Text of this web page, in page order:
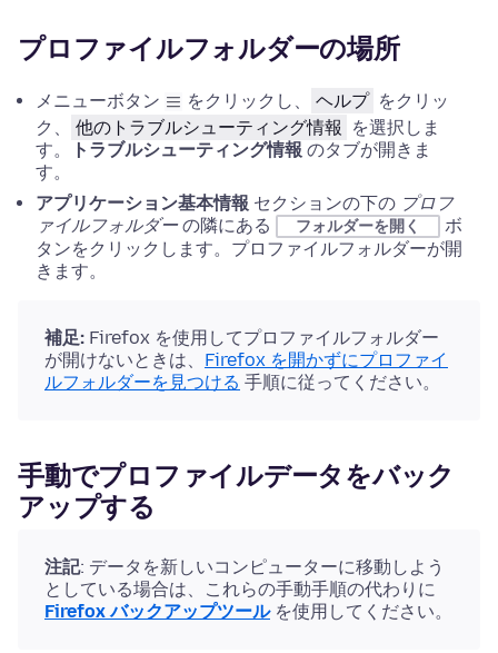
プロファイルフォルダーの場所
メニューボタン をクリックし、 ヘルプ をクリッ
ク、
他のトラブルシューティング情報
を選択しま
す。
トラブルシューティング情報 のタブが開きま
す。
アプリケーション基本情報 セクションの下の プロフ
ァイルフォルダーの隣にある フォルダーを開く
ボ
タンをクリックします。 プロファイルフォルダーが開
きます。
補足: Firefox を使用してプロファイルフォルダー
が開けないときは、 Firefox を開かずにプロファイ
ルフォルダーを見つける 手順に従ってください。
手動でプロファイルデータをバック
アップする
注記: データを新しいコンピューターに移動しよう
としている場合は、これらの手動手順の代わりに
Firefox バックアップツールを使用してください。